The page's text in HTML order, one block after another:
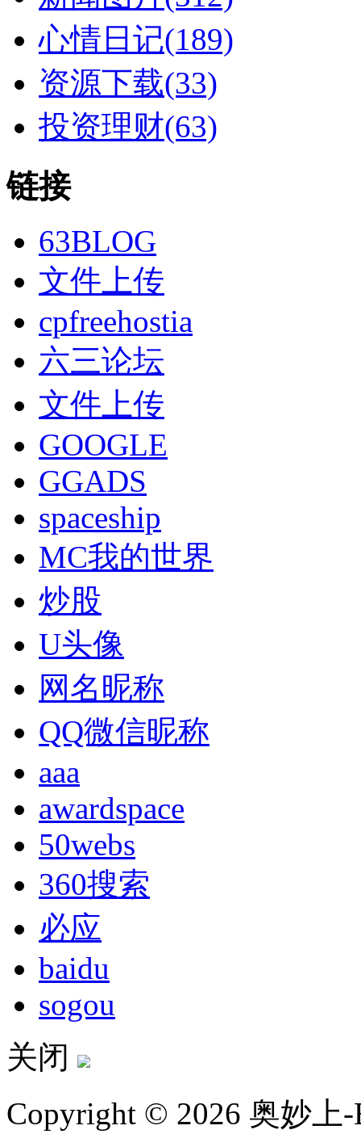
心情日记(189)
资源下载(33)
投资理财(63)
链接
63BLOG
文件上传
cpfreehostia
六三论坛
文件上传
GOOGLE
GGADS
spaceship
MC我的世界
炒股
U头像
网名昵称
QQ微信昵称
aaa
awardspace
50webs
360搜索
必应
baidu
sogou
关闭
Copyright © 2026 奥妙上